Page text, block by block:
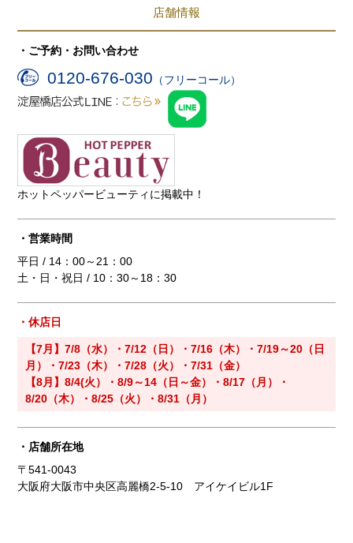
店舗情報
・ご予約・お問い合わせ
0120-676-030 （フリーコール）
ホットペッパービューティに掲載中！
・営業時間
平日 / 14：00～21：00
土・日・祝日 / 10：30～18：30
・休店日
【7月】7/8（水）・7/12（日）・7/16（木）・7/19～20（日
月）・7/23（木）・7/28（火）・7/31（金）
【8月】8/4(火）・8/9～14（日～金）・8/17（月）・
8/20（木）・8/25（火）・8/31（月）
・店舗所在地
〒541-0043
大阪府大阪市中央区高麗橋2-5-10 アイケイビル1F